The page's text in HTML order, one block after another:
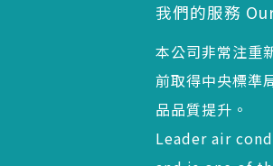
我們的服務
本公司非常注重
前取得中央標準
品品質提升。
Leader air